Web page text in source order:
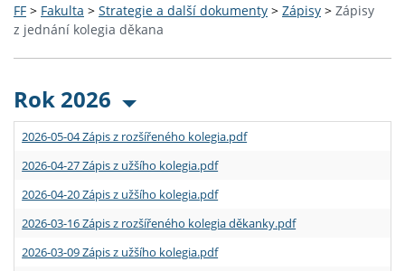
FF > Fakulta > Strategie a další dokumenty > Zápisy > Zápisy
z jednání kolegia děkana
Rok 2026
2026-05-04 Zápis z rozšířeného kolegia.pdf
2026-04-27 Zápis z užšího kolegia.pdf
2026-04-20 Zápis z užšího kolegia.pdf
2026-03-16 Zápis z rozšířeného kolegia děkanky.pdf
2026-03-09 Zápis z užšího kolegia.pdf